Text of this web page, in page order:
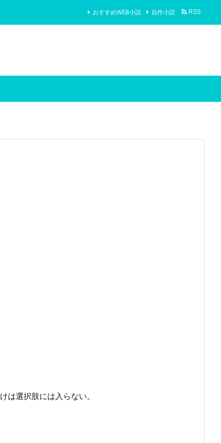
おすすめWEB小説 自作小説 RSS
選択肢には入らない。